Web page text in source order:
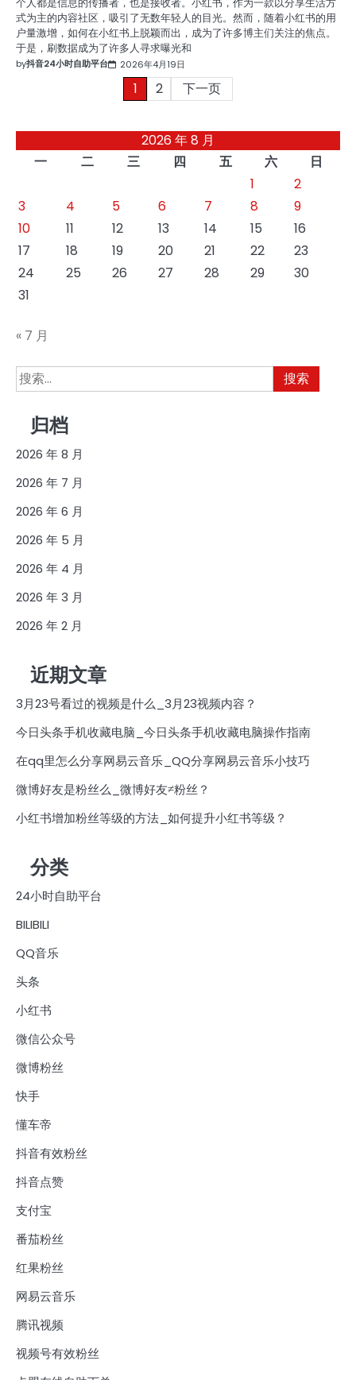
式为主的内容社区，吸引了无数年轻人的目光。然而，随着小红书的用
户量激增，如何在小红书上脱颖而出，成为了许多博主们关注的焦点。
于是，刷数据成为了许多人寻求曝光和
by抖音24小时自助平台 2026年4月19日
分
1 2 下一页
2026 年 8 月
一
二 三 四 五 六
日
1
2
3
4 5 6 7 8
9
10
11 12 13 14 15
16
17
18 19 20 21 22
23
24
25 26 27 28 29
30
31
« 7 月
搜
索：
归档
2026 年 8 月
2026 年 7 月
2026 年 6 月
2026 年 5 月
2026 年 4 月
2026 年 3 月
2026 年 2 月
近期文章
3月23号看过的视频是什么_3月23视频内容？
今日头条手机收藏电脑_今日头条手机收藏电脑操作指南
在qq里怎么分享网易云音乐_QQ分享网易云音乐小技巧
微博好友是粉丝么_微博好友≠粉丝？
小红书增加粉丝等级的方法_如何提升小红书等级？
分类
24小时自助平台
BILIBILI
QQ音乐
头条
小红书
微信公众号
微博粉丝
快手
懂车帝
抖音有效粉丝
抖音点赞
支付宝
番茄粉丝
红果粉丝
网易云音乐
腾讯视频
视频号有效粉丝